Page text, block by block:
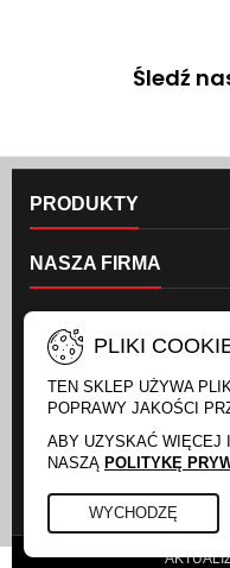
Śledź
PRODUKTY
NASZA FIRMA
PLIKI
TEN SKLEP UŻYWA
POPRAWY JAKOŚCI
ABY UZYSKAĆ WIĘCEJ
NASZĄ POLITYKĘ
WYCHODZĘ